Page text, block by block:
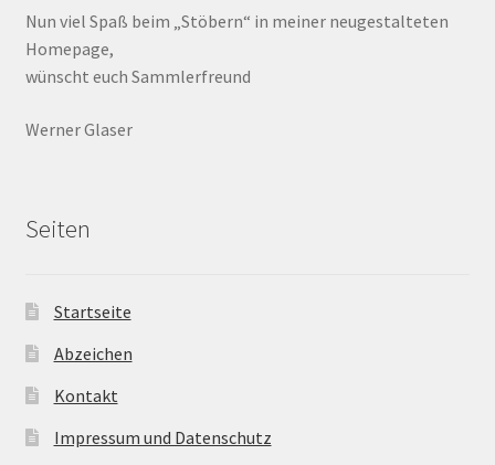
Nun viel Spaß beim „Stöbern“ in meiner neugestalteten
Homepage,
wünscht euch Sammlerfreund
Werner Glaser
Seiten
Startseite
Abzeichen
Kontakt
Impressum und Datenschutz